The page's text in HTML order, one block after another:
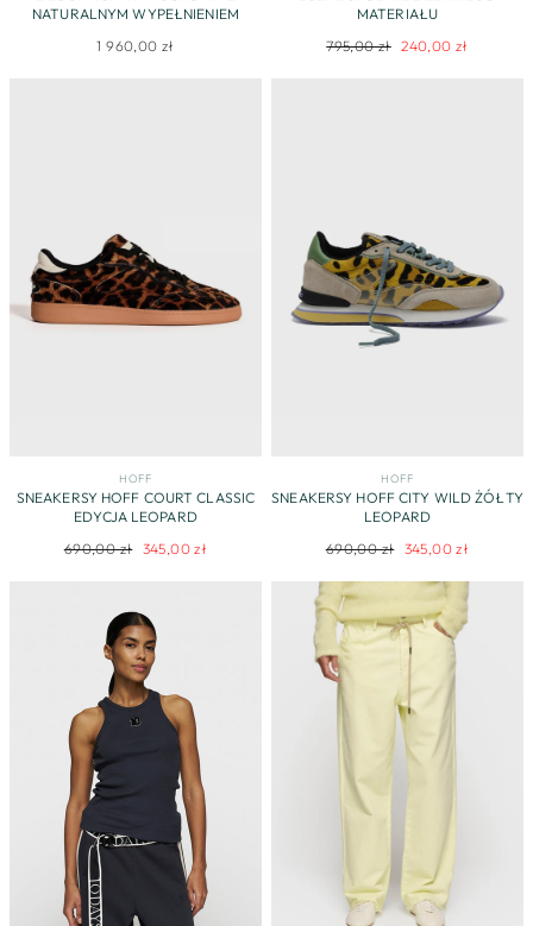
NATURALNYM WYPEŁNIENIEM
1 960,00 zł
MATERIAŁU
Regularna
795,00 zł Cena
240,00 zł
HOFF
SNEAKERSY HOFF COURT CLASSIC
EDYCJA LEOPARD
Regularna
690,00 zł
Cena
345,00 zł
HOFF
SNEAKERSY HOFF CITY WILD ŻÓŁTY
LEOPARD
Regularna
690,00 zł
Cena
345,00 zł